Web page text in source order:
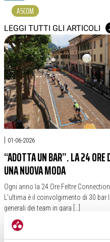
ASCOM
LEGGI TUTTI GLI ARTICOLI
| 01-06-2026
“ADOTTA UN BAR”. LA 24 ORE
UNA NUOVA MODA
Ogni anno la 24 Ore Feltre
L’ultima è il coinvolgimento di 30
generali dei team in gara […]
#24 ORE DI FELTRE